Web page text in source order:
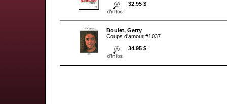
32.95 $
Boulet, Gerry
Coups d'amour #1037
34.95 $